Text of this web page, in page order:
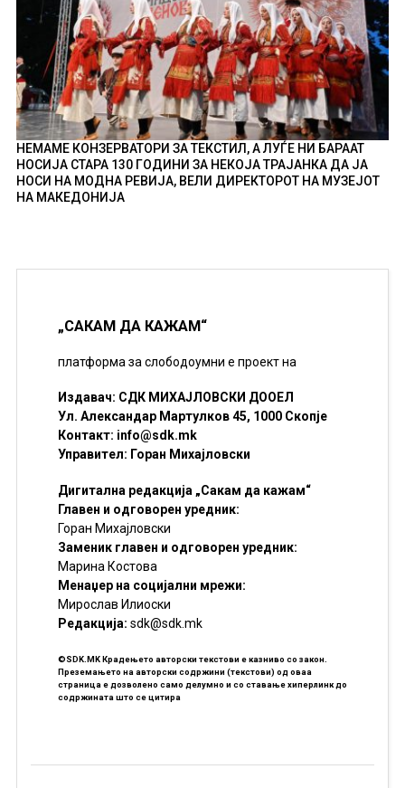
НЕМАМЕ КОНЗЕРВАТОРИ ЗА ТЕКСТИЛ, А ЛУЃЕ НИ БАРААТ
НОСИЈА СТАРА 130 ГОДИНИ ЗА НЕКОЈА ТРАЈАНКА ДА ЈА
НОСИ НА МОДНА РЕВИЈА, ВЕЛИ ДИРЕКТОРОТ НА МУЗЕЈОТ
НА МАКЕДОНИЈА
„САКАМ ДА КАЖАМ“
платформа за слободоумни е проект на
Издавач: СДК МИХАЈЛОВСКИ ДООЕЛ
Ул. Александар Мартулков 45, 1000 Скопје
Контакт: info@sdk.mk
Управител: Горан Михајловски
Дигитална редакција „Сакам да кажам“
Главен и одговорен уредник:
Горан Михајловски
Заменик главен и одговорен уредник:
Марина Костова
Менаџер на социјални мрежи:
Мирослав Илиоски
Редакцијa: sdk@sdk.mk
©SDK.MK Крадењето авторски текстови е казниво со закон.
Преземањето на авторски содржини (текстови) од оваа
страница е дозволено само делумно и со ставање хиперлинк до
содржината што се цитира